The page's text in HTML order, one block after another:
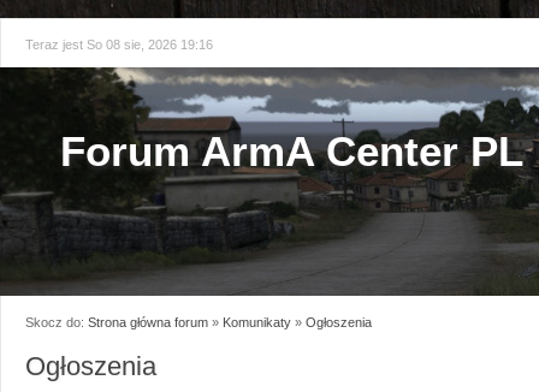
Teraz jest So 08 sie, 2026 19:16
Forum ArmA Center PL
Skocz do: Strona główna forum » Komunikaty » Ogłoszenia
Ogłoszenia